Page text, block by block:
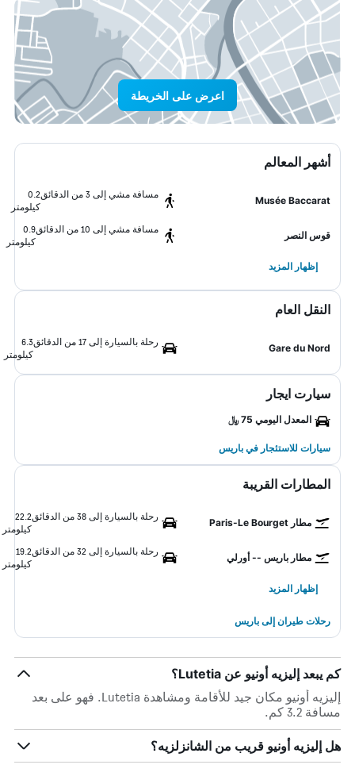
اعرض على الخريطة
أشهر المعالم
Musée Baccarat
مسافة مشي إلى 3 من الدقائق
0.2
كيلومتر
قوس النصر
مسافة مشي إلى 10 من الدقائق
0.9
كيلومتر
إظهار المزيد
النقل العام
Gare du Nord
رحلة بالسيارة إلى 17 من الدقائق
6.3
كيلومتر
سيارت ايجار
المعدل اليومي 75 ﷼
سيارات للاستئجار في باريس
المطارات القريبة
مطار Paris-Le Bourget
رحلة بالسيارة إلى 38 من الدقائق
22.2
كيلومتر
مطار باريس -- أورلي
رحلة بالسيارة إلى 32 من الدقائق
19.2
كيلومتر
إظهار المزيد
رحلات طيران إلى باريس
كم يبعد إليزيه أونيو عن Lutetia؟
إليزيه أونيو مكان جيد للأقامة ومشاهدة Lutetia. فهو على بعد
مسافة 3.2 كم.
هل إليزيه أونيو قريب من الشانزلزيه؟